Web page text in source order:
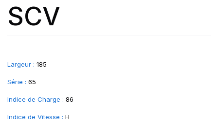
SCV
Largeur : 185
Série : 65
Indice de Charge : 86
Indice de Vitesse : H